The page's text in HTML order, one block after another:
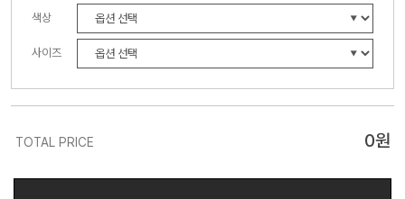
색상
사이즈
TOTAL PRICE 0원